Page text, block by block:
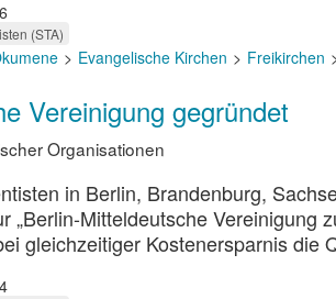
(STA)
Evangelische Kirchen Freikirchen
Vereinigung gegründet
Organisationen
in Berlin, Brandenburg,
„Berlin-Mitteldeutsche Vereinigung
gleichzeitiger Kostenersparnis die